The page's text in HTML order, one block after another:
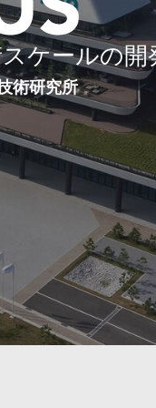
ケールの開
術研究所